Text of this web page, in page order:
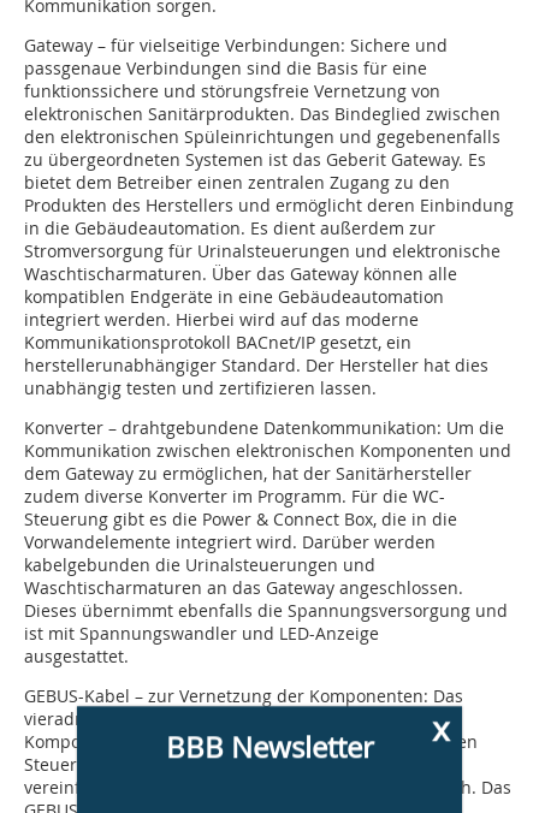
Kommunikation sorgen.
Gateway – für vielseitige Verbindungen: Sichere und
passgenaue Verbindungen sind die Basis für eine
funktionssichere und störungsfreie Vernetzung von
elektronischen Sanitärprodukten. Das Bindeglied zwischen
den elektronischen Spüleinrichtungen und gegebenenfalls
zu übergeordneten Systemen ist das Geberit Gateway. Es
bietet dem Betreiber einen zentralen Zugang zu den
Produkten des Herstellers und ermöglicht deren Einbindung
in die Gebäudeautomation. Es dient außerdem zur
Stromversorgung für Urinalsteuerungen und elektronische
Waschtischarmaturen. Über das Gateway können alle
kompatiblen Endgeräte in eine Gebäudeautomation
integriert werden. Hierbei wird auf das moderne
Kommunikationsprotokoll BACnet/IP gesetzt, ein
herstellerunabhängiger Standard. Der Hersteller hat dies
unabhängig testen und zertifizieren lassen.
Konverter – drahtgebundene Datenkommunikation: Um die
Kommunikation zwischen elektronischen Komponenten und
dem Gateway zu ermöglichen, hat der Sanitärhersteller
zudem diverse Konverter im Programm. Für die WC-
Steuerung gibt es die Power & Connect Box, die in die
Vorwandelemente integriert wird. Darüber werden
kabelgebunden die Urinalsteuerungen und
Waschtischarmaturen an das Gateway angeschlossen.
Dieses übernimmt ebenfalls die Spannungsversorgung und
ist mit Spannungswandler und LED-Anzeige
ausgestattet.
GEBUS-Kabel – zur Vernetzung der Komponenten: Das
vieradrige GEBUS-Kabel vernetzt die elektronischen
Komponenten miteinander. Es ist für die elektronischen
Steuerungen und Hygienespülungen geeignet. Dabei
vereinfacht die Farbzuordnung die Installation deutlich. Das
x
BBB Newsletter